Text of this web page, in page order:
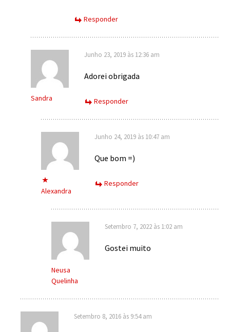
Responder
Sandra
Junho 23, 2019 às 12:36 am
Adorei obrigada
Responder
Alexandra
Junho 24, 2019 às 10:47 am
Que bom =)
Responder
Neusa
Quelinha
Setembro 7, 2022 às 1:02 am
Gostei muito
Setembro 8, 2016 às 9:54 am